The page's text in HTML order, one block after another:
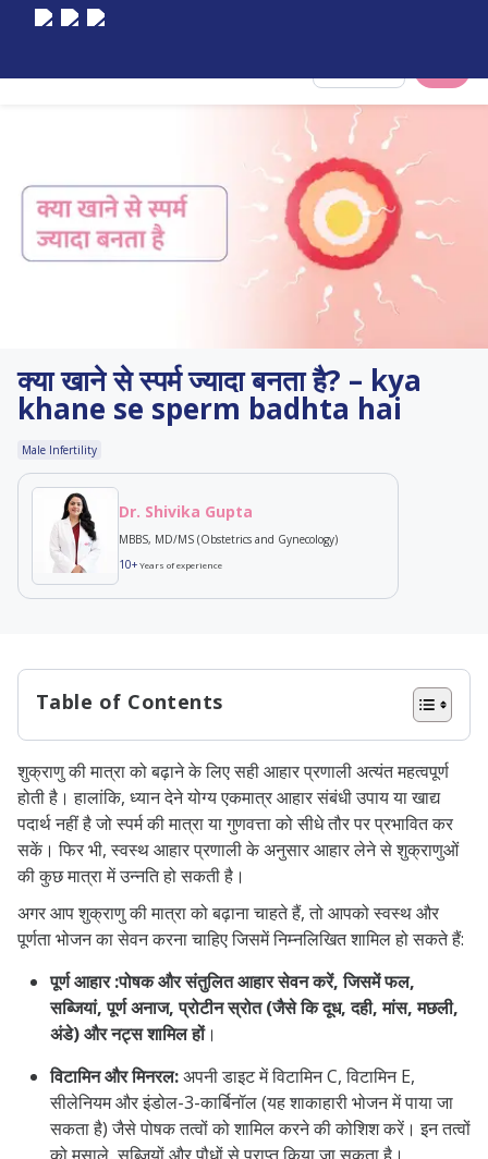
क्या खाने से स्पर्म ज्यादा बनता है? – kya
khane se sperm badhta hai
Male Infertility
Dr. Shivika Gupta
MBBS, MD/MS (Obstetrics and Gynecology)
10+Years of experience
Table of Contents
स्पर्म बढ़ने के लिए कौन सी सब्जियों का सेवन करें?
स्पर्म की संख्या कम क्यों होती है?
स्पर्म की संख्या कम होने से कैसे बचें?
अक्सर पूछे जाने वाले प्रश्न
शुक्राणु की मात्रा को बढ़ाने के लिए सही आहार प्रणाली अत्यंत महत्वपूर्ण
होती है। हालांकि, ध्यान देने योग्य एकमात्र आहार संबंधी उपाय या खाद्य
पदार्थ नहीं है जो स्पर्म की मात्रा या गुणवत्ता को सीधे तौर पर प्रभावित कर
सकें। फिर भी, स्वस्थ आहार प्रणाली के अनुसार आहार लेने से शुक्राणुओं
की कुछ मात्रा में उन्नति हो सकती है।
अगर आप शुक्राणु की मात्रा को बढ़ाना चाहते हैं, तो आपको स्वस्थ और
पूर्णता भोजन का सेवन करना चाहिए जिसमें निम्नलिखित शामिल हो सकते हैं:
पूर्ण आहार :पोषक और संतुलित आहार सेवन करें, जिसमें फल,
सब्जियां, पूर्ण अनाज, प्रोटीन स्रोत (जैसे कि दूध, दही, मांस, मछली,
अंडे) और नट्स शामिल हों।
विटामिन और मिनरल:अपनी डाइट में विटामिन C, विटामिन E,
सीलेनियम और इंडोल-3-कार्बिनॉल (यह शाकाहारी भोजन में पाया जा
सकता है) जैसे पोषक तत्वों को शामिल करने की कोशिश करें। इन तत्वों